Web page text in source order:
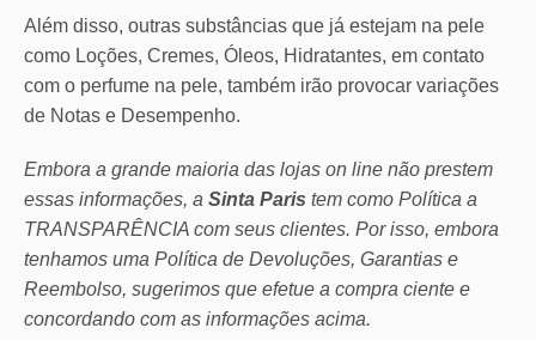
Além disso, outras substâncias que já estejam na pele
como Loções, Cremes, Óleos, Hidratantes, em contato
com o perfume na pele, também irão provocar variações
de Notas e Desempenho.
Embora a grande maioria das lojas on line não prestem
essas informações, a Sinta Paris tem como Política a
TRANSPARÊNCIA com seus clientes. Por isso, embora
tenhamos uma Política de Devoluções, Garantias e
Reembolso, sugerimos que efetue a compra ciente e
concordando com as informações acima.